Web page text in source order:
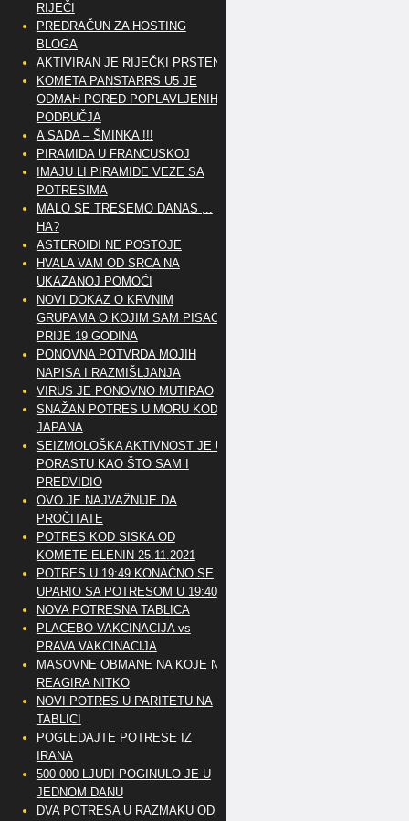
RIJEČI
PREDRAČUN ZA HOSTING
BLOGA
AKTIVIRAN JE RIJEČKI PRSTEN
KOMETA PANSTARRS U5 JE
ODMAH PORED POPLAVLJENIH
PODRUČJA
A SADA – ŠMINKA !!!
PIRAMIDA U FRANCUSKOJ
IMAJU LI PIRAMIDE VEZE SA
POTRESIMA
MALO SE TRESEMO DANAS ,..
HA?
ASTEROIDI NE POSTOJE
HVALA VAM OD SRCA NA
UKAZANOJ POMOĆI
NOVI DOKAZ O KRVNIM
GRUPAMA O KOJIM SAM PISAO
PRIJE 19 GODINA
PONOVNA POTVRDA MOJIH
NAPISA I RAZMIŠLJANJA
VIRUS JE PONOVNO MUTIRAO
SNAŽAN POTRES U MORU KOD
JAPANA
SEIZMOLOŠKA AKTIVNOST JE U
PORASTU KAO ŠTO SAM I
PREDVIDIO
OVO JE NAJVAŽNIJE DA
PROČITATE
POTRES KOD SISKA OD
KOMETE ELENIN 25.11.2021
POTRES U 19:49 KONAČNO SE
UPARIO SA POTRESOM U 19:40
NOVA POTRESNA TABLICA
PLACEBO VAKCINACIJA vs
PRAVA VAKCINACIJA
MASOVNE OBMANE NA KOJE NE
REAGIRA NITKO
NOVI POTRES U PARITETU NA
TABLICI
POGLEDAJTE POTRESE IZ
IRANA
500 000 LJUDI POGINULO JE U
JEDNOM DANU
DVA POTRESA U RAZMAKU OD